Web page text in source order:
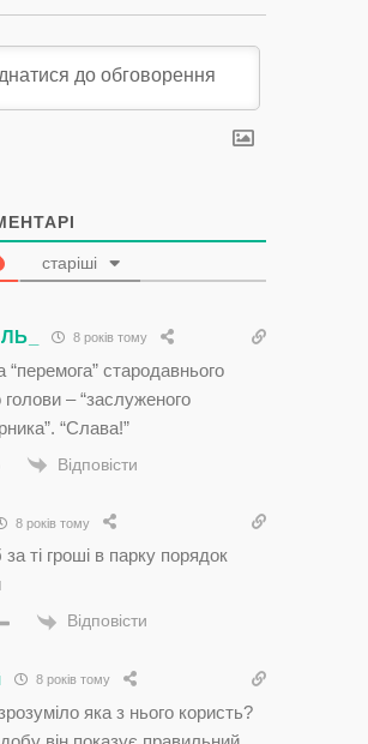
старіші
8 років тому
“перемога” стародавнього
голови – “заслуженого
“Слава!”
Відповісти
8 років тому
ті гроші в парку порядок
Відповісти
8 років тому
яка з нього користь?